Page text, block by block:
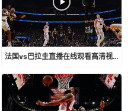
法国vs巴拉圭直播在线观看高清视频